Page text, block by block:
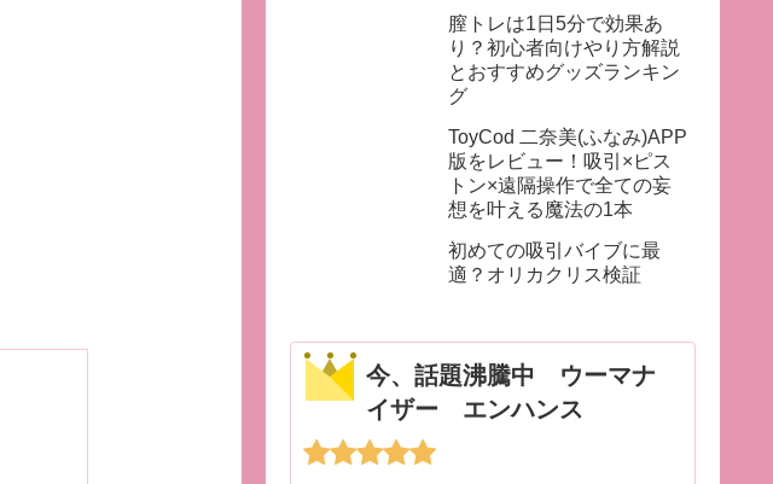
膣トレは1日5分で効果あ
り？初心者向けやり方解説
とおすすめグッズランキン
グ
ToyCod 二奈美(ふなみ)APP
版をレビュー！吸引×ピス
トン×遠隔操作で全ての妄
想を叶える魔法の1本
初めての吸引バイブに最
適？オリカクリス検証
今、話題沸騰中 ウーマナ
イザー エンハンス